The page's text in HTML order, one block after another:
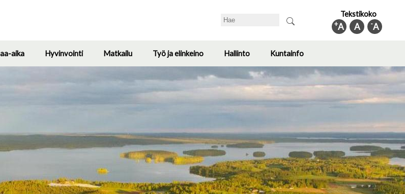
Search Tekstikoko
-A
A
+A
aika
Toggle
submenu
Hyvinvointi
Toggle
submenu
Matkailu
submenu
Työ ja elinkeino
Toggle
submenu
Hallinto
Toggle
submenu
Kuntainfo
submenu